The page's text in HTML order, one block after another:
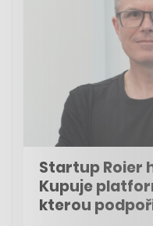
Startup Roier
Kupuje
kterou